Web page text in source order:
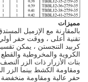
مميزات
بالمقارنة مع الإزميل
تقنية أعلى ، ووقت حفر
كربيد التنجستن ، يمكن
الكروية والمخروطية والقطع
بتات الأزرار ذات الزر
ومقاومة الكشط بينما
حفر عالية ومقاومة منخفضة